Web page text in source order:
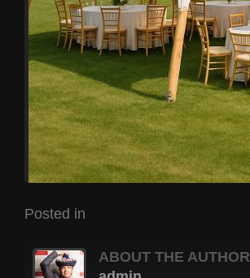
Posted in
ABOUT THE AUTHOR